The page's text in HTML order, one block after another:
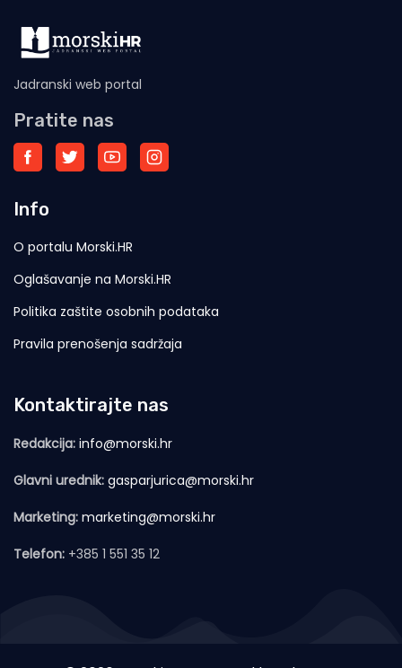
Jadranski web portal
Pratite nas
Info
O portalu Morski.HR
Oglašavanje na Morski.HR
Politika zaštite osobnih podataka
Pravila prenošenja sadržaja
Kontaktirajte nas
Redakcija: info@morski.hr
Glavni urednik: gasparjurica@morski.hr
Marketing: marketing@morski.hr
Telefon: +385 1 551 35 12